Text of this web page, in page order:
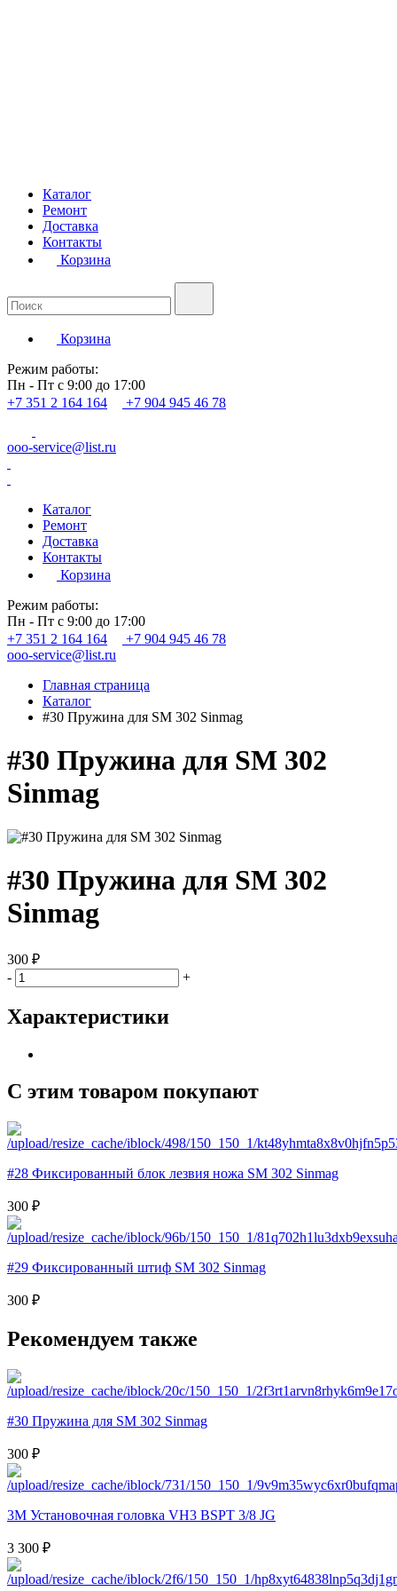
Каталог
Ремонт
Доставка
Контакты
Корзина
Корзина
Режим работы:
Пн - Пт с 9:00 до 17:00
+7 351 2 164 164
+7 904 945 46 78
ooo-service@list.ru
Каталог
Ремонт
Доставка
Контакты
Корзина
Режим работы:
Пн - Пт с 9:00 до 17:00
+7 351 2 164 164
+7 904 945 46 78
ooo-service@list.ru
Главная страница
Каталог
#30 Пружина для SM 302 Sinmag
#30 Пружина для SM 302
Sinmag
#30 Пружина для SM 302
Sinmag
300 ₽
-
+
Характеристики
С этим товаром покупают
#28 Фиксированный блок лезвия ножа SM 302 Sinmag
300 ₽
#29 Фиксированный штиф SM 302 Sinmag
300 ₽
Рекомендуем также
#30 Пружина для SM 302 Sinmag
300 ₽
3M Установочная головка VH3 BSPT 3/8 JG
3 300 ₽